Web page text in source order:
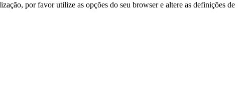
por favor utilize as opções do seu browser e altere as definições de